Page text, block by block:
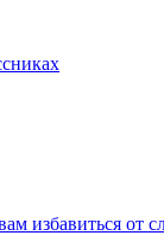
избавиться от